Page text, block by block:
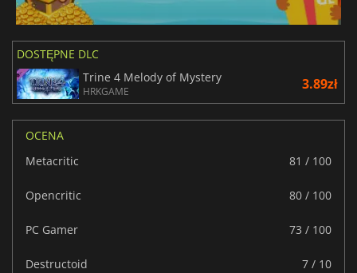
Portugalski
DOSTĘPNE DLC
Trine 4 Melody of Mystery
HRKGAME 3.89zł
OCENA
Metacritic
81 / 100
Opencritic 80 / 100
PC Gamer 73 / 100
Destructoid 7 / 10